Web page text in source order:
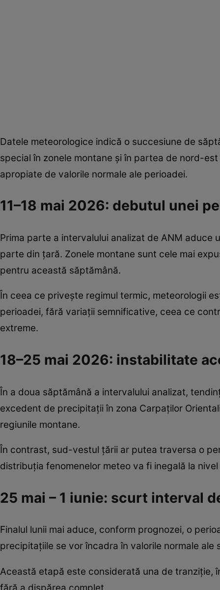
Datele meteorologice indică o succesiune de
special în zonele montane și în partea de nord-
apropiate de valorile normale ale perioadei.
11–18 mai 2026: debutul unei
Prima parte a intervalului analizat de ANM
parte din țară. Zonele montane sunt cele mai
pentru această săptămână.
În ceea ce privește regimul termic, meteorologii
perioadei, fără variații semnificative, ceea ce
extreme.
18–25 mai 2026: instabilitate
În a doua săptămână a intervalului analizat,
excedent de precipitații în zona Carpaților
regiunile montane.
În contrast, sud-vestul țării ar putea traversa o
distribuția fenomenelor meteo va fi inegală la
25 mai – 1 iunie: scurt interval
Finalul lunii mai aduce, conform prognozei, o
precipitațiile se vor încadra în valorile normale ale
Această etapă este considerată una de tranziție,